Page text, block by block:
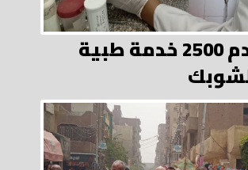
الصحة تقدم 2500 خدمة طبية